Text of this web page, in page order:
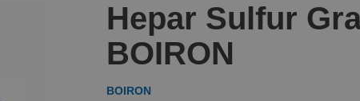
Hepar Sulfur
BOIRON
BOIRON